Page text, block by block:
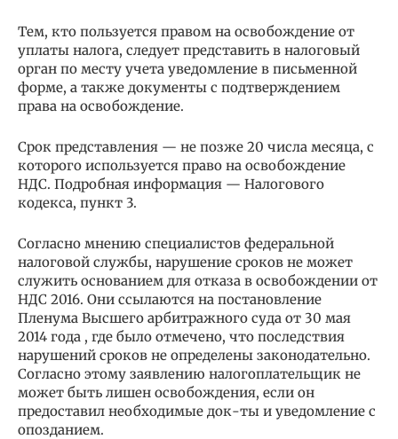
Тем, кто пользуется правом на освобождение от
уплаты налога, следует представить в налоговый
орган по месту учета уведомление в письменной
форме, а также документы с подтверждением
права на освобождение.
Срок представления — не позже 20 числа месяца, с
которого используется право на освобождение
НДС. Подробная информация — Налогового
кодекса, пункт 3.
Согласно мнению специалистов федеральной
налоговой службы, нарушение сроков не может
служить основанием для отказа в освобождении от
НДС 2016. Они ссылаются на постановление
Пленума Высшего арбитражного суда от 30 мая
2014 года , где было отмечено, что последствия
нарушений сроков не определены законодательно.
Согласно этому заявлению налогоплательщик не
может быть лишен освобождения, если он
предоставил необходимые док-ты и уведомление с
опозданием.